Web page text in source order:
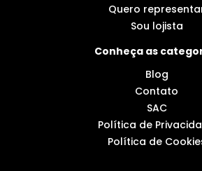
Quero
Sou lojista
Conheça as
Blog
Contato
SAC
Política de
Política de